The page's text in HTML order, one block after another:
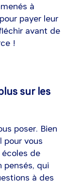
à
payer leur
avant de
!
sur les
poser. Bien
pour vous
de
pensés, qui
à des